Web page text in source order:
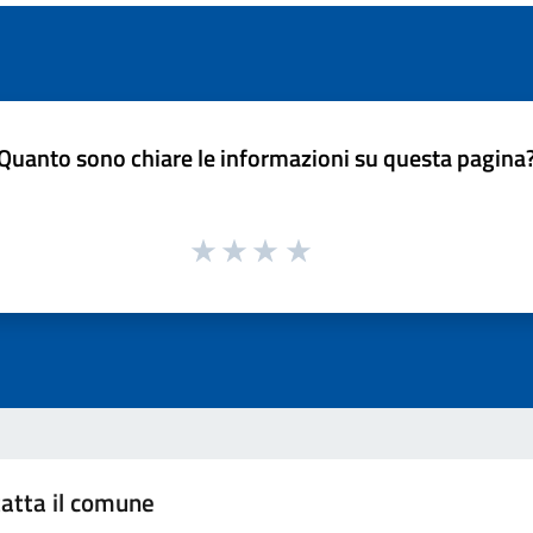
sono chiare le informazioni su questa
il comune